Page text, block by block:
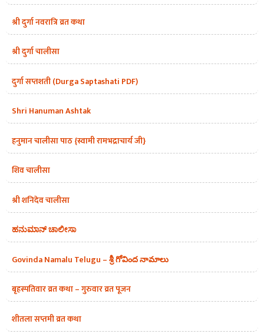
श्री दुर्गा नवरात्रि व्रत कथा
श्री दुर्गा चालीसा
दुर्गा सप्तशती (Durga Saptashati PDF)
Shri Hanuman Ashtak
हनुमान चालीसा पाठ {स्वामी रामभद्राचार्य जी}
शिव चालीसा
श्री शनिदेव चालीसा
ಹನುಮಾನ್ ಚಾಲೀಸಾ
Govinda Namalu Telugu – శ్రీ గోవింద నామాలు
बृहस्पतिवार व्रत कथा – गुरुवार व्रत पूजन
शीतला सप्तमी व्रत कथा